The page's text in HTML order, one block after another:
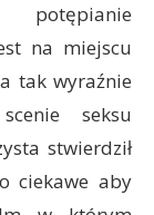
na miejscu
tak wyraźnie
seksu
stwierdził
ciekawe aby